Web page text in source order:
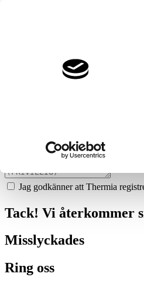
Vi ger dig gärna goda råd - helt
Vi hjälper dig att räkna ut mycket
Jag godkänner att Thermia
Tack! Vi återkommer
Misslyckades
Ring oss